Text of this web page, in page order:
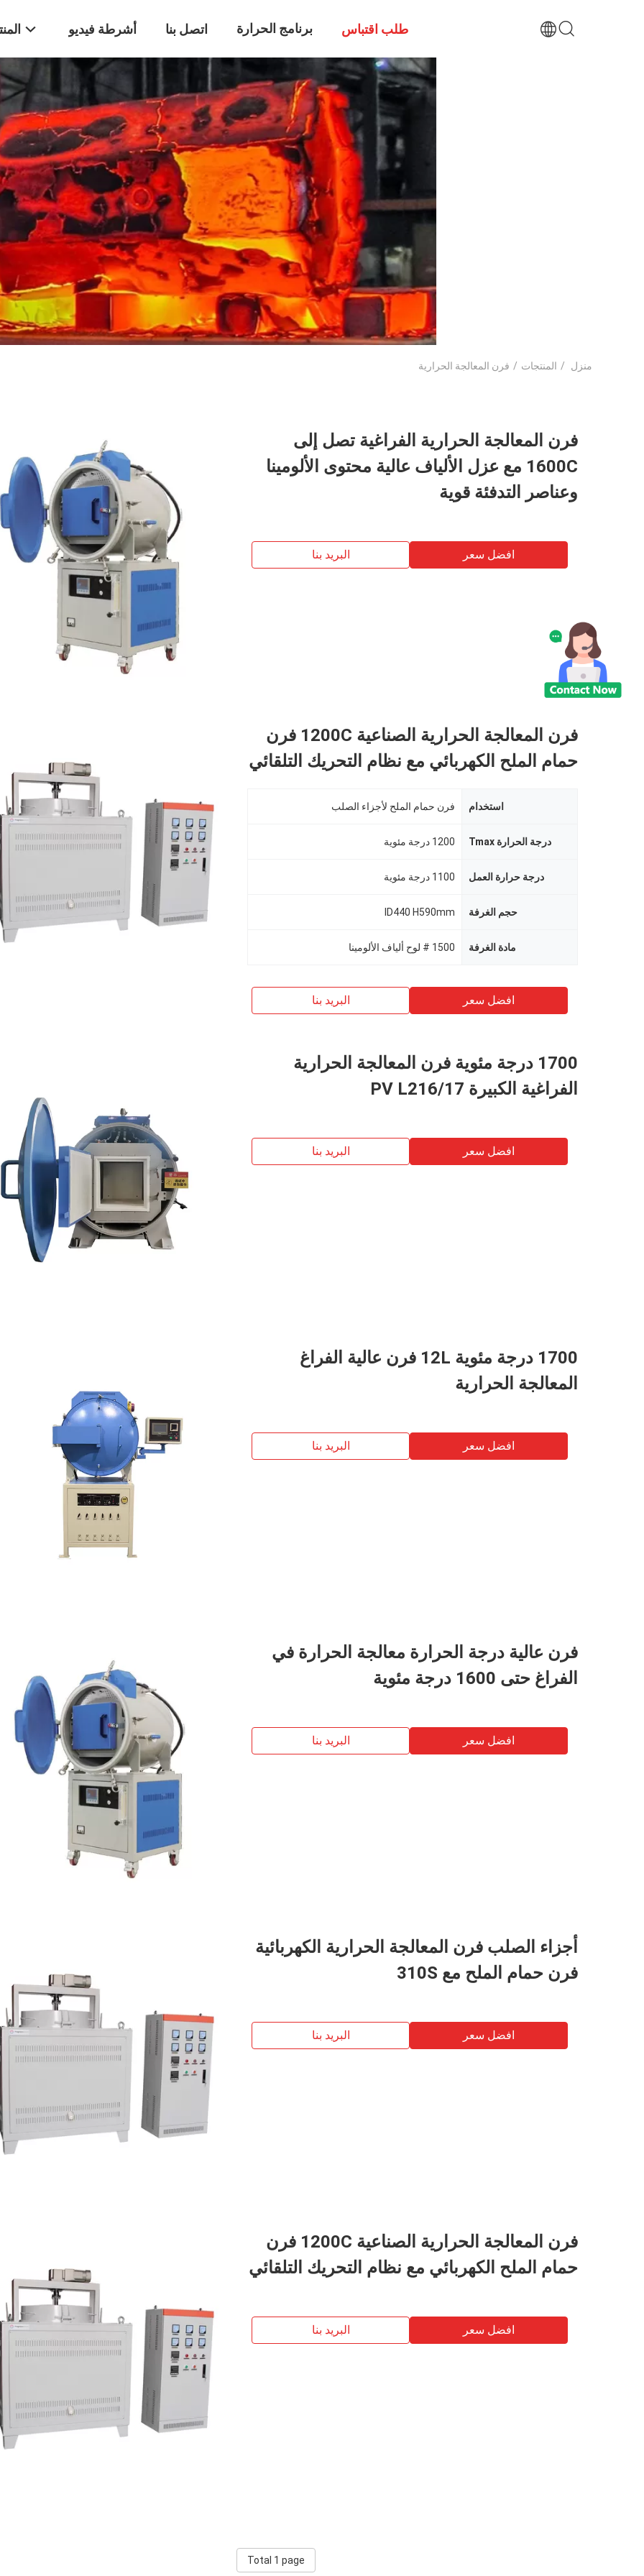
أشرطة فيديو اتصل بنا برنامج الحرارة طلب اقتباس
منزل / المنتجات / فرن المعالجة الحرارية
فرن المعالجة الحرارية الفراغية تصل إلى
1600C مع عزل الألياف عالية محتوى الألومينا
وعناصر التدفئة قوية
افضل سعر البريد بنا
فرن المعالجة الحرارية الصناعية 1200C فرن
حمام الملح الكهربائي مع نظام التحريك التلقائي
استخدام فرن حمام الملح لأجزاء الصلب
درجة الحرارة Tmax 1200 درجة مئوية
درجة حرارة العمل 1100 درجة مئوية
حجم الغرفة ID440 H590mm
مادة الغرفة 1500 # لوح ألياف الألومينا
افضل سعر البريد بنا
1700 درجة مئوية فرن المعالجة الحرارية
الفراغية الكبيرة PV L216/17
افضل سعر البريد بنا
1700 درجة مئوية 12L فرن عالية الفراغ
المعالجة الحرارية
افضل سعر البريد بنا
فرن عالية درجة الحرارة معالجة الحرارة في
الفراغ حتى 1600 درجة مئوية
افضل سعر البريد بنا
أجزاء الصلب فرن المعالجة الحرارية الكهربائية
فرن حمام الملح مع 310S
افضل سعر البريد بنا
فرن المعالجة الحرارية الصناعية 1200C فرن
حمام الملح الكهربائي مع نظام التحريك التلقائي
افضل سعر البريد بنا
Total 1 page